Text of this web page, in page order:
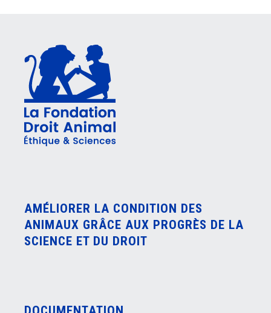
AMÉLIORER LA CONDITION DES
ANIMAUX GRÂCE AUX PROGRÈS DE LA
SCIENCE ET DU DROIT